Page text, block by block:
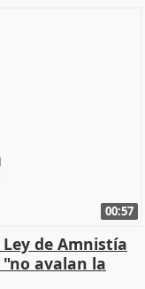
00:57
de Amnistía
avalan la